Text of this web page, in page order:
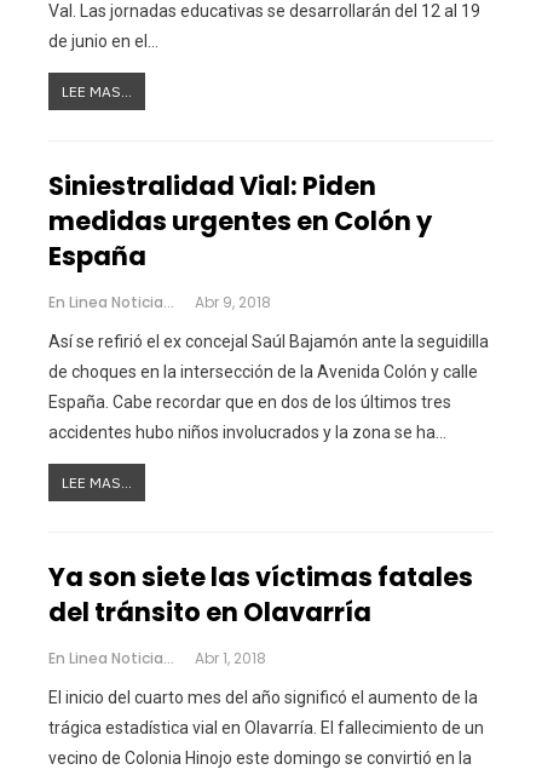
Val. Las jornadas educativas se desarrollarán del 12 al 19
de junio en el…
LEE MAS...
Siniestralidad Vial: Piden
medidas urgentes en Colón y
España
En Linea Noticias Abr 9, 2018
Así se refirió el ex concejal Saúl Bajamón ante la seguidilla
de choques en la intersección de la Avenida Colón y calle
España. Cabe recordar que en dos de los últimos tres
accidentes hubo niños involucrados y la zona se ha…
LEE MAS...
Ya son siete las víctimas fatales
del tránsito en Olavarría
En Linea Noticias Abr 1, 2018
El inicio del cuarto mes del año significó el aumento de la
trágica estadística vial en Olavarría. El fallecimiento de un
vecino de Colonia Hinojo este domingo se convirtió en la